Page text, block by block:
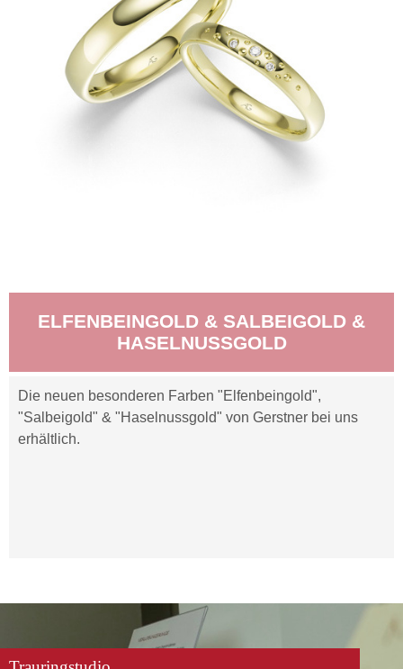
ELFENBEINGOLD & SALBEIGOLD &
HASELNUSSGOLD
Die neuen besonderen Farben "Elfenbeingold",
"Salbeigold" & "Haselnussgold" von Gerstner bei uns
erhältlich.